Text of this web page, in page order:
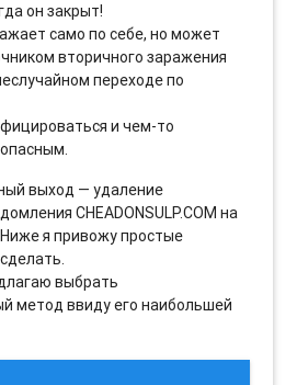
он закрыт!
само по себе, но может
вторичного заражения
переходе по
и чем-то
выход — удаление
CHEADONSULP.COM на
я привожу простые
выбрать
метод ввиду его наибольшей